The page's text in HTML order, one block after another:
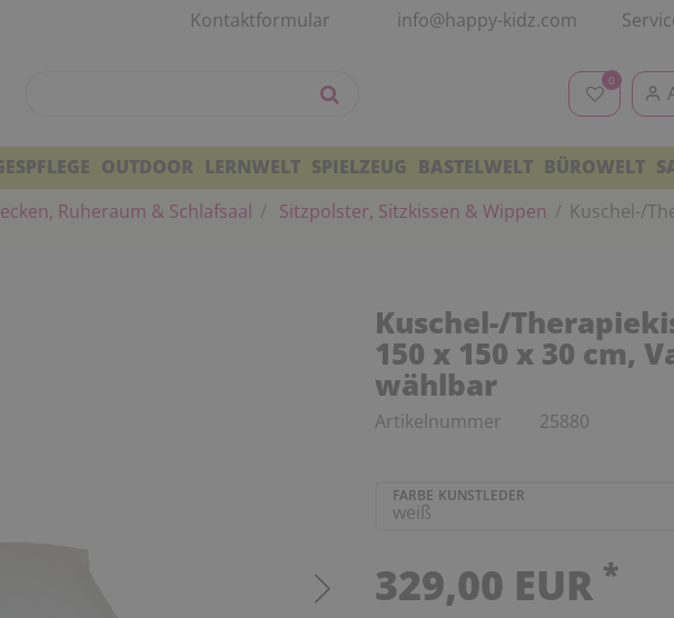
Kontaktformular info@happy-kidz.com
0
OUTDOOR LERNWELT SPIELZEUG BASTELWELT BÜROWELT
Ruheraum & Schlafsaal Sitzpolster, Sitzkissen & Wippen Kuschel-/
Kuschel-/
150 x 150 x 30 cm,
wählbar
Artikelnummer 25880
FARBE KUNSTLEDER
329,00 EUR *